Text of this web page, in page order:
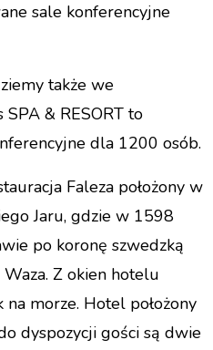
sale konferencyjne
także we
SPA & RESORTto
dla 1200 osób.
Faleza położony w
Jaru, gdzie w 1598
po koronę szwedzką
Z okien hotelu
morze. Hotel położony
dyspozycji gości są dwie